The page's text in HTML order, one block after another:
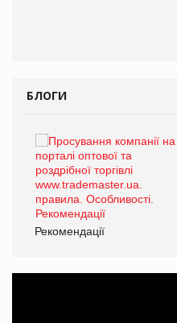
БЛОГИ
Рекомендації